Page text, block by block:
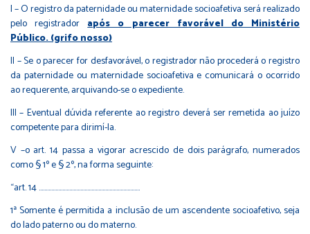
I – O registro da paternidade ou maternidade socioafetiva será realizado
pelo registradorapós o parecer favorável do Ministério
Público. (grifo nosso)
II – Se o parecer for desfavorável, o registrador não procederá o registro
da paternidade ou maternidade socioafetiva e comunicará o ocorrido
ao requerente, arquivando-se o expediente.
III – Eventual dúvida referente ao registro deverá ser remetida ao juízo
competente para dirimí-la.
V –o art. 14 passa a vigorar acrescido de dois parágrafo, numerados
como § 1º e § 2º, na forma seguinte:
“art. 14 …………………………..…………………………………..
1ª Somente é permitida a inclusão de um ascendente socioafetivo, seja
do lado paterno ou do materno.